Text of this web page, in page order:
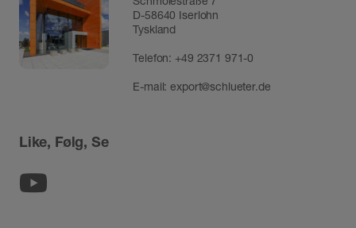
D-58640 Iserlohn
Tyskland
Telefon:+49 2371 971-0
E-mail:export@schlueter.de
Like, Følg, Se